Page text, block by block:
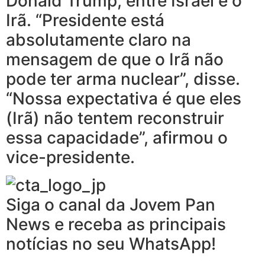
Irã. “Presidente está
absolutamente claro na
mensagem de que o Irã não
pode ter arma nuclear”, disse.
“Nossa expectativa é que eles
(Irã) não tentem reconstruir
essa capacidade”, afirmou o
vice-presidente.
Siga o canal da Jovem Pan
News e receba as principais
notícias no seu WhatsApp!